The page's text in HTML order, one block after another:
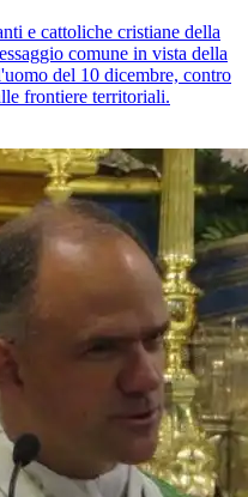
e cattoliche cristiane della
comune in vista della
del 10 dicembre, contro
frontiere territoriali.